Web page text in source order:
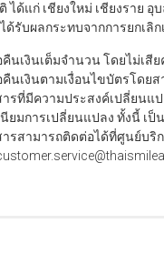
ได้แก่ เชียงใหม่ เชียงราย
ด้รับผลกระทบจากการยกเ
นเงินเต็มจำนวน โดยไม่เสี
นเงินตามเงื่อนไขบัตรโดย
ารที่มีความประสงค์เปลี่ยนแ
ยมการเปลี่ยนแปลง ทั้งนี้ เ
รสามารถติดต่อได้ที่ศูนย์บริก